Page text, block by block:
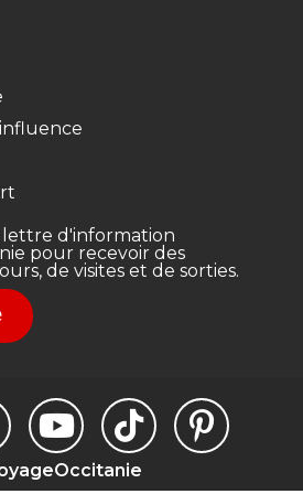
lettre d'information
pour recevoir des
de visites et de sorties.